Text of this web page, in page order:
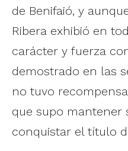
de Benifaió, y
Ribera exhibió en
carácter y fuerza
demostrado en las
no tuvo
que supo mantener
conquistar el título